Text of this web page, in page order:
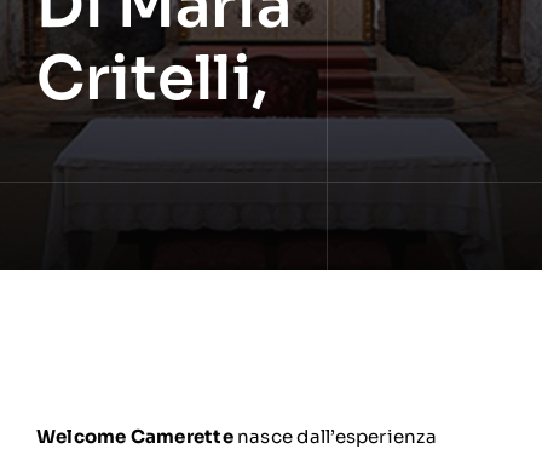
Critelli,
Welcome Camerettenasce dall’esperienza